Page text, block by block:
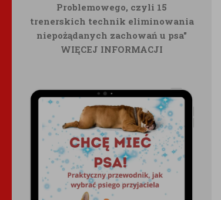
Problemowego, czyli 15
trenerskich technik eliminowania
niepożądanych zachowań u psa"
WIĘCEJ INFORMACJI